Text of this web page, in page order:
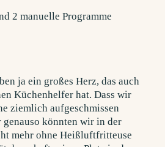
2 manuelle Programme